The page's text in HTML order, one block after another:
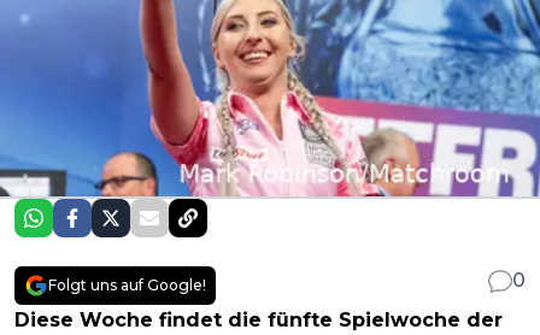
Folgt uns auf Google!
0
Diese Woche findet die fünfte Spielwoche der